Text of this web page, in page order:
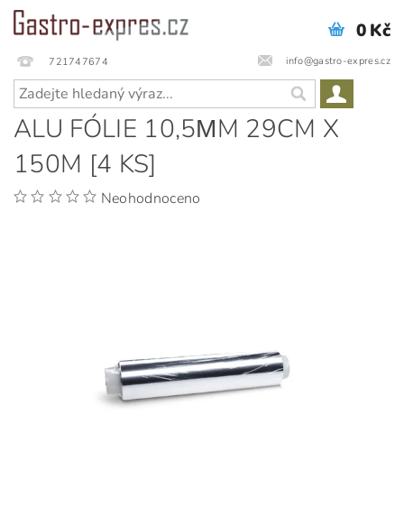
721747674 info@gastro-expres.cz
0 Kč
ALU FÓLIE 10,5ΜM 29CM X
150M [4 KS]
Neohodnoceno